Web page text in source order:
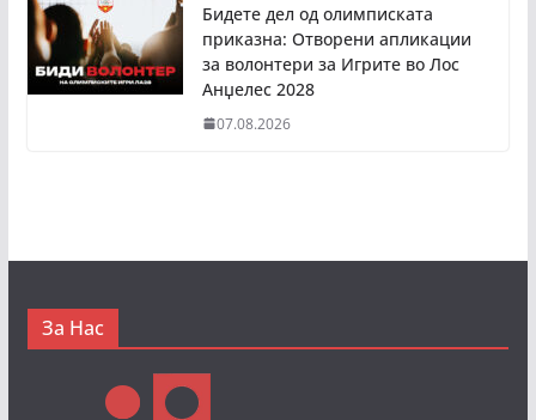
Бидете дел од олимписката
приказна: Отворени апликации
за волонтери за Игрите во Лос
Анџелес 2028
07.08.2026
За Нас